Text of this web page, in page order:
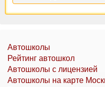
Автошколы
Рейтинг автошкол
Автошколы с лицензией
Автошколы на карте